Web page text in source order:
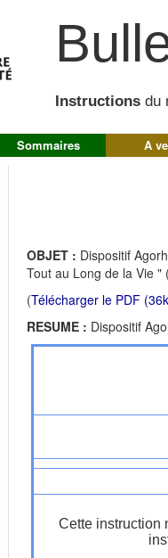
Instructions du
Sommaires A
OBJET : Dispositif
Tout au Long de la Vie
(Télécharger le PDF
RESUME : Dispositif
Cette instruction